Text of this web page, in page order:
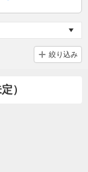
絞り込み
）